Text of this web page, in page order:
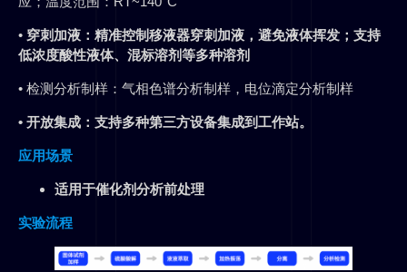
• 穿刺加液：精准控制移液器穿刺加液，避免液体挥发；支持
低浓度酸性液体、混标溶剂等多种溶剂
• 检测分析制样：气相色谱分析制样，电位滴定分析制样
• 开放集成：支持多种第三方设备集成到工作站。
应用场景
适用于催化剂分析前处理
实验流程